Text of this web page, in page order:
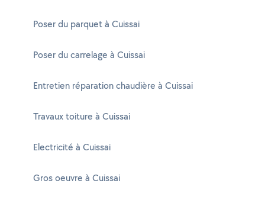
Poser du parquet à Cuissai
Poser du carrelage à Cuissai
Entretien réparation chaudière à Cuissai
Travaux toiture à Cuissai
Electricité à Cuissai
Gros oeuvre à Cuissai